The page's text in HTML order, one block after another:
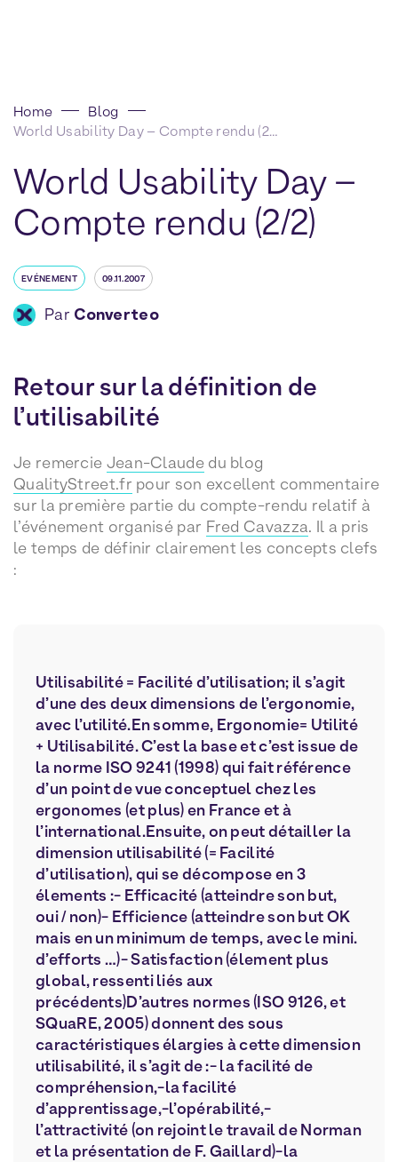
Home
Blog
World Usability Day – Compte rendu (2/2)
World Usability Day –
Compte rendu (2/2)
EVÉNEMENT 09.11.2007
Par Converteo
Retour sur la définition de
l’utilisabilité
Je remercie Jean-Claudedu blog
QualityStreet.fr pour son excellent commentaire
sur la première partie du compte-rendu relatif à
l’événement organisé par Fred Cavazza. Il a pris
le temps de définir clairement les concepts clefs
:
Utilisabilité = Facilité d’utilisation; il s’agit
d’une des deux dimensions de l’ergonomie,
avec l’utilité.En somme, Ergonomie= Utilité
+ Utilisabilité. C’est la base et c’est issue de
la norme ISO 9241 (1998) qui fait référence
d’un point de vue conceptuel chez les
ergonomes (et plus) en France et à
l’international.Ensuite, on peut détailler la
dimension utilisabilité (= Facilité
d’utilisation), qui se décompose en 3
élements :- Efficacité (atteindre son but,
oui / non)- Efficience (atteindre son but OK
mais en un minimum de temps, avec le mini.
d’efforts …)- Satisfaction (élement plus
global, ressenti liés aux
précédents)D’autres normes (ISO 9126, et
SQuaRE, 2005) donnent des sous
caractéristiques élargies à cette dimension
utilisabilité, il s’agit de :- la facilité de
compréhension,-la facilité
d’apprentissage,-l’opérabilité,-
l’attractivité (on rejoint le travail de Norman
et la présentation de F. Gaillard)-la